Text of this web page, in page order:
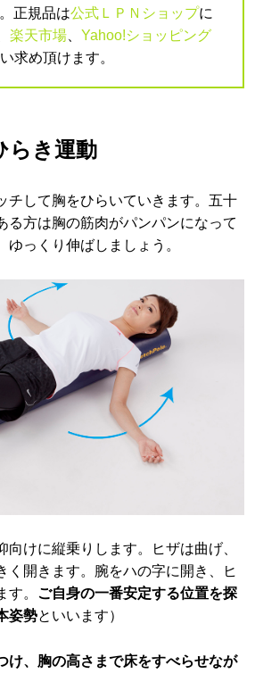
正規品は公式ＬＰＮショップに
楽天市場
Yahoo!ショッピング
求め頂けます。
らき運動
チして胸をひらいていきます。五十
る方は胸の筋肉がパンパンになって
ゆっくり伸ばしましょう。
向けに縦乗りします。ヒザは曲げ、
く開きます。腕をハの字に開き、ヒ
す。 ご自身の一番安定する位置を探
姿勢といいます）
け、胸の高さまで床をすべらせなが